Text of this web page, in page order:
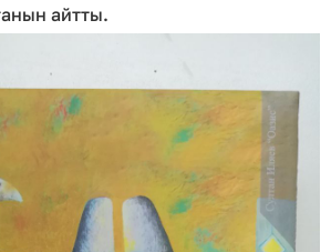
айтты.